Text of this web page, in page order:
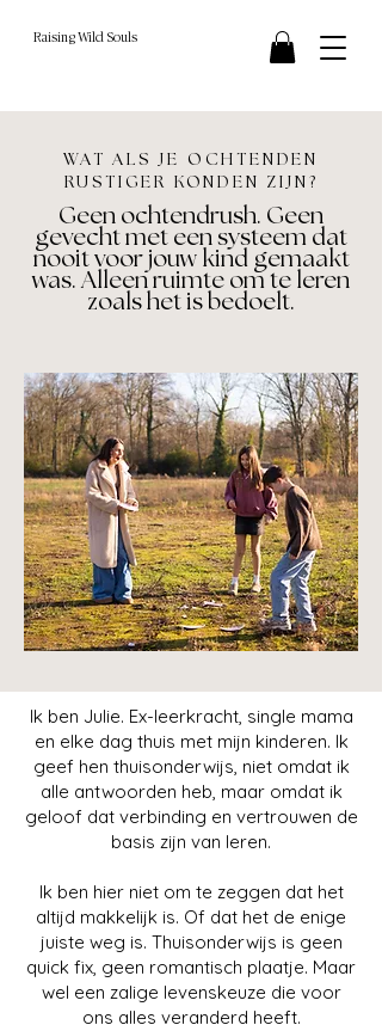
Raising Wild Souls
WAT ALS JE OCHTENDEN
RUSTIGER KONDEN ZIJN?
Geen ochtendrush. Geen
gevecht met een systeem dat
nooit voor jouw kind gemaakt
was. Alleen ruimte om te leren
zoals het is bedoelt.
Ik ben Julie. Ex-leerkracht, single mama
en elke dag thuis met mijn kinderen. Ik
geef hen thuisonderwijs, niet omdat ik
alle antwoorden heb, maar omdat ik
geloof dat verbinding en vertrouwen de
basis zijn van leren.
Ik ben hier niet om te zeggen dat het
altijd makkelijk is. Of dat het de enige
juiste weg is. Thuisonderwijs is geen
quick fix, geen romantisch plaatje. Maar
wel een zalige levenskeuze die voor
ons alles veranderd heeft.